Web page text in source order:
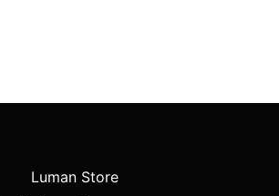
Luman Store